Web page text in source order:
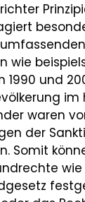
wie
1990 und
im
waren
der
Somit